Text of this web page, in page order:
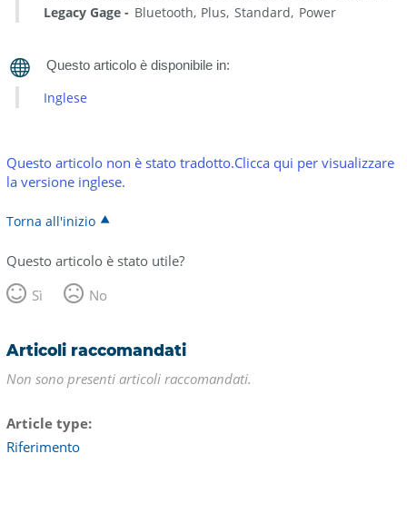
Legacy Gage
Bluetooth Plus Standard Power
Inglese
Questo articolo non è stato tradotto.Clicca qui per visualizzare
la versione inglese.
Torna all'inizio
Questo articolo è stato utile?
Sì
No
Articoli raccomandati
Non sono presenti articoli raccomandati.
Article type
Riferimento